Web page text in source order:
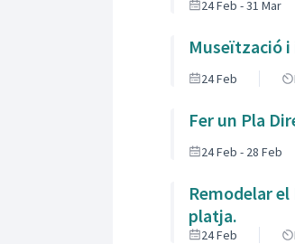
24 Feb - 31 Mar
Museïtzació
24 Feb
Fer un Pla
24 Feb - 28 Feb
Remodelar
platja.
24 Feb